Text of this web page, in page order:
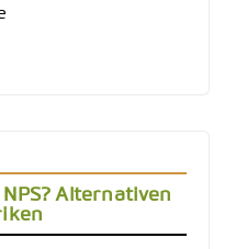
Alternativen